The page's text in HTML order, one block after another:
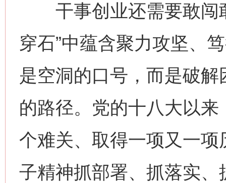
干事创业还需要敢闯
穿石”中蕴含聚力攻坚、
是空洞的口号，而是破
的路径。党的十八大以
个难关、取得一项又一
子精神抓部署、抓落实、